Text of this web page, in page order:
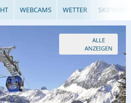
WEBCAMS WETTER
ALLE
ANZEIGEN